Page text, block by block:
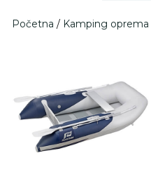
Početna / Kamping oprema